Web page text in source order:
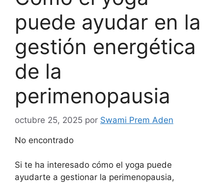
puede ayudar en la
gestión energética
de la
perimenopausia
octubre 25, 2025 por Swami Prem Aden
No encontrado
Si te ha interesado cómo el yoga puede
ayudarte a gestionar la perimenopausia,